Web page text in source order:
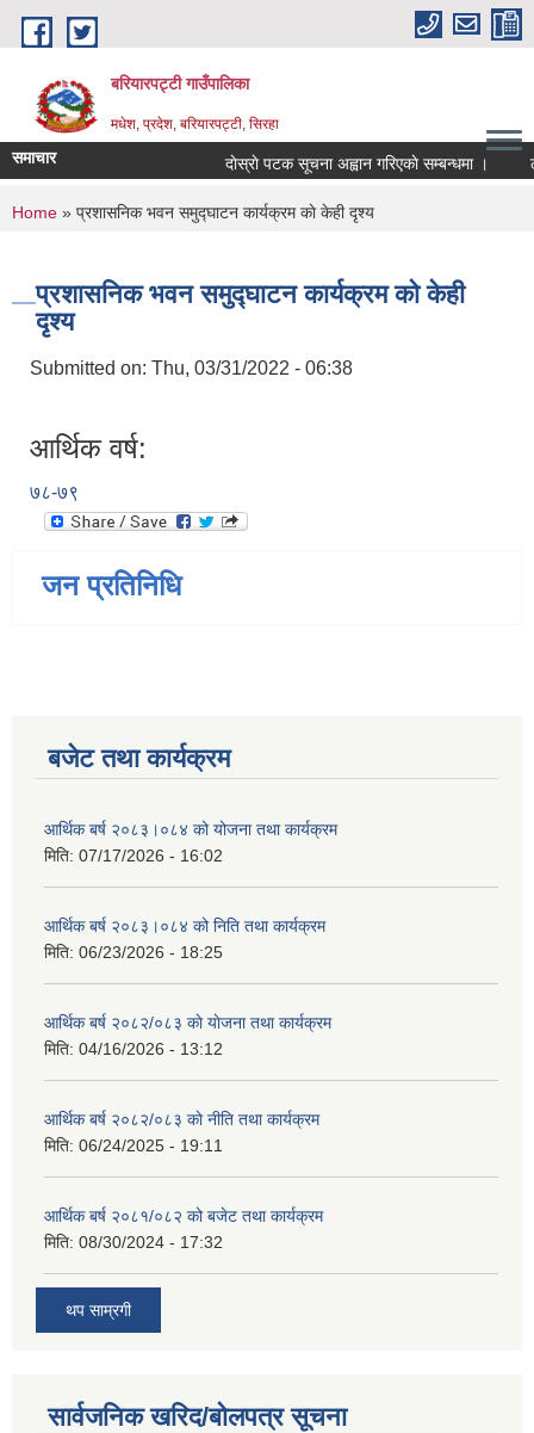
Skip to main content
बरियारपट्टी गाउँपालिका
मधेश, प्रदेश, बरियारपट्टी, सिरहा
समाचार दाेस्राे पटक सूचना अह्वान गरिएकाे सम्बन्धमा ।
You are here
Home » प्रशासनिक भवन समुद्घाटन कार्यक्रम काे केही दृश्य
प्रशासनिक भवन समुद्घाटन कार्यक्रम काे केही
दृश्य
Submitted on: Thu, 03/31/2022 - 06:38
आर्थिक वर्ष:
७८-७९
जन प्रतिनिधि
बजेट तथा कार्यक्रम
आर्थिक बर्ष २०८३।०८४ को योजना तथा कार्यक्रम
मिति: 07/17/2026 - 16:02
आर्थिक बर्ष २०८३।०८४ को निति तथा कार्यक्रम
मिति: 06/23/2026 - 18:25
आर्थिक बर्ष २०८२/०८३ काे याेजना तथा कार्यक्रम
मिति: 04/16/2026 - 13:12
आर्थिक बर्ष २०८२/०८३ काे नीति तथा कार्यक्रम
मिति: 06/24/2025 - 19:11
आर्थिक बर्ष २०८१/०८२ को बजेट तथा कार्यक्रम
मिति: 08/30/2024 - 17:32
थप साम्रगी
सार्वजनिक खरिद/बोलपत्र सूचना